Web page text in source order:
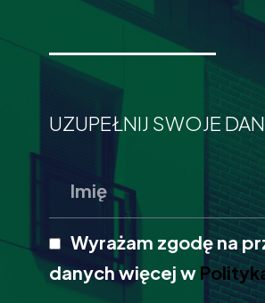
UZUPEŁNIJ SWOJE
Wyrażam zgodę na
danych więcej w